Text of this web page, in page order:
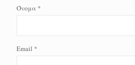
Όνομα *
Email *